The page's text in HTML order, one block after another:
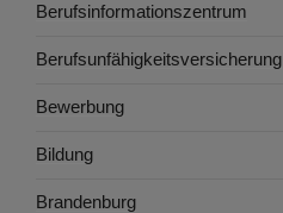
Berufsinformationszentrum
Berufsunfähigkeitsversicherung
Bewerbung
Bildung
Brandenburg